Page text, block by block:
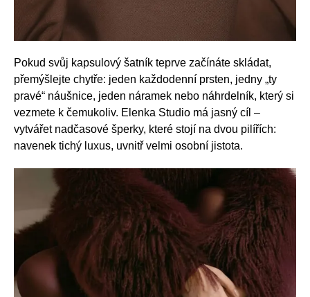
Pokud svůj kapsulový šatník teprve začínáte skládat,
přemýšlejte chytře: jeden každodenní prsten, jedny „ty
pravé“ náušnice, jeden náramek nebo náhrdelník, který si
vezmete k čemukoliv. Elenka Studio má jasný cíl –
vytvářet nadčasové šperky, které stojí na dvou pilířích:
navenek tichý luxus, uvnitř velmi osobní jistota.